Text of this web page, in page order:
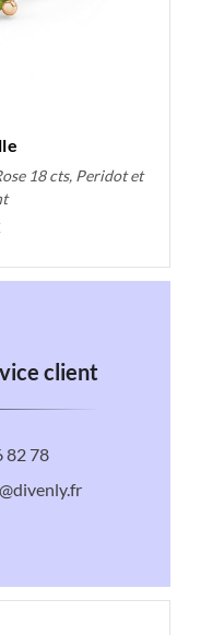
18 cts, Peridot et
client
82 78